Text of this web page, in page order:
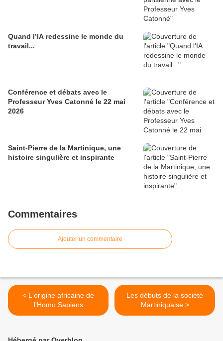
Quand l’IA redessine le monde du
travail...
Conférence et débats avec le
Professeur Yves Catonné le 22 mai
2026
Saint-Pierre de la Martinique, une
histoire singulière et inspirante
Commentaires
Ajouter un commentaire
< L'origine africaine de
l'Homo Sapiens
Les débuts de la société
Martiniquaise >